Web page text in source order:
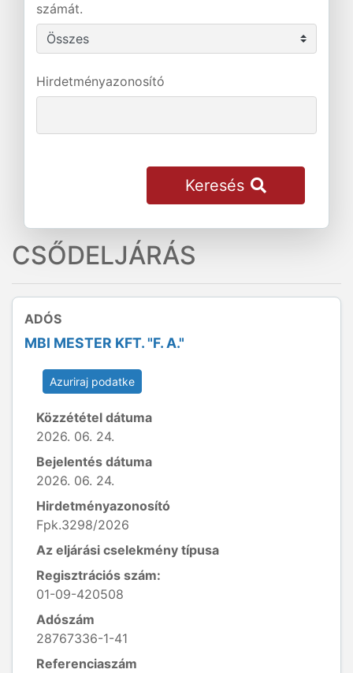
számát.
Hirdetményazonosító
Keresés
CSŐDELJÁRÁS
ADÓS
MBI MESTER KFT. "F. A."
Azuriraj podatke
Közzététel dátuma
2026. 06. 24.
Bejelentés dátuma
2026. 06. 24.
Hirdetményazonosító
Fpk.3298/2026
Az eljárási cselekmény típusa
Regisztrációs szám:
01-09-420508
Adószám
28767336-1-41
Referenciaszám